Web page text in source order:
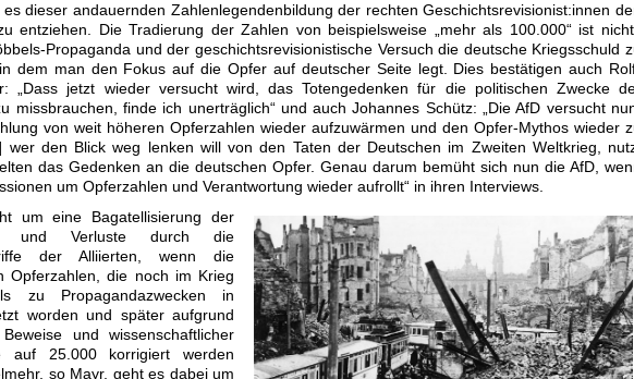
dieser andauernden Zahlenlegendenbildung der rechten Geschichtsrevisionist:innen
entziehen. Die Tradierung der Zahlen von beispielsweise „mehr als 100.000“ ist
Propaganda und der geschichtsrevisionistische Versuch die deutsche Kriegsschuld
dem man den Fokus auf die Opfer auf deutscher Seite legt. Dies bestätigen auch
„Dass jetzt wieder versucht wird, das Totengedenken für die politischen Zwecke
missbrauchen, finde ich unerträglich“ und auch Johannes Schütz: „Die AfD versucht
von weit höheren Opferzahlen wieder aufzuwärmen und den Opfer-Mythos wieder
den Blick weg lenken will von den Taten der Deutschen im Zweiten Weltkrieg,
das Gedenken an die deutschen Opfer. Genau darum bemüht sich nun die AfD,
um Opferzahlen und Verantwortung wieder aufrollt“ in ihren Interviews.
um eine Bagatellisierung der
und Verluste durch die
der Alliierten, wenn die
Opferzahlen, die noch im Krieg
zu Propagandazwecken in
worden und später aufgrund
und wissenschaftlicher
auf 25.000 korrigiert werden
so Mayr, geht es dabei um